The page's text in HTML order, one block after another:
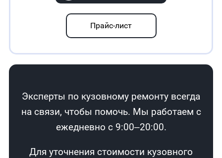
Прайс-лист
Эксперты по кузовному ремонту всегда
на связи, чтобы помочь. Мы работаем с
ежедневно с 9:00–20:00.
Для уточнения стоимости кузовного